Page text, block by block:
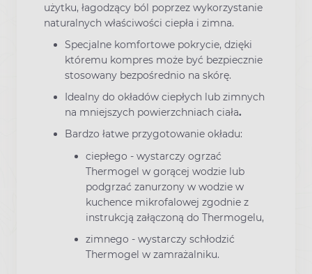
użytku, łagodzący ból poprzez wykorzystanie
naturalnych właściwości ciepła i zimna.
Specjalne komfortowe pokrycie, dzięki
któremu kompres może być bezpiecznie
stosowany bezpośrednio na skórę.
Idealny do okładów ciepłych lub zimnych
na mniejszych powierzchniach ciała.
Bardzo łatwe przygotowanie okładu:
ciepłego - wystarczy ogrzać
Thermogel w gorącej wodzie lub
podgrzać zanurzony w wodzie w
kuchence mikrofalowej zgodnie z
instrukcją załączoną do Thermogelu,
zimnego - wystarczy schłodzić
Thermogel w zamrażalniku.